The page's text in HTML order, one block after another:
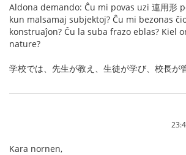
Aldona demando: Ĉu mi povas uzi 連用形
kun malsamaj subjektoj? Ĉu mi bezonas
konstruaĵon? Ĉu la suba frazo eblas? Kiel
nature?
学校では、先生が教え、生徒が学び、校長が
Kara nornen,